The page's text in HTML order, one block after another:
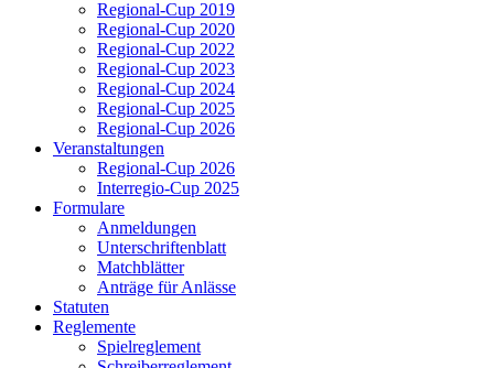
Regional-Cup 2019
Regional-Cup 2020
Regional-Cup 2022
Regional-Cup 2023
Regional-Cup 2024
Regional-Cup 2025
Regional-Cup 2026
Veranstaltungen
Regional-Cup 2026
Interregio-Cup 2025
Formulare
Anmeldungen
Unterschriftenblatt
Matchblätter
Anträge für Anlässe
Statuten
Reglemente
Spielreglement